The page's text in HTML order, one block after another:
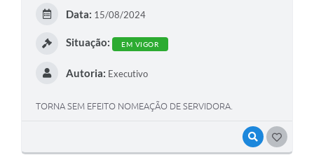
VISUALIZAR
Data: 15/08/2024
Situação: EM VIGOR
Autoria: Executivo
TORNA SEM EFEITO NOMEAÇÃO DE SERVIDORA.